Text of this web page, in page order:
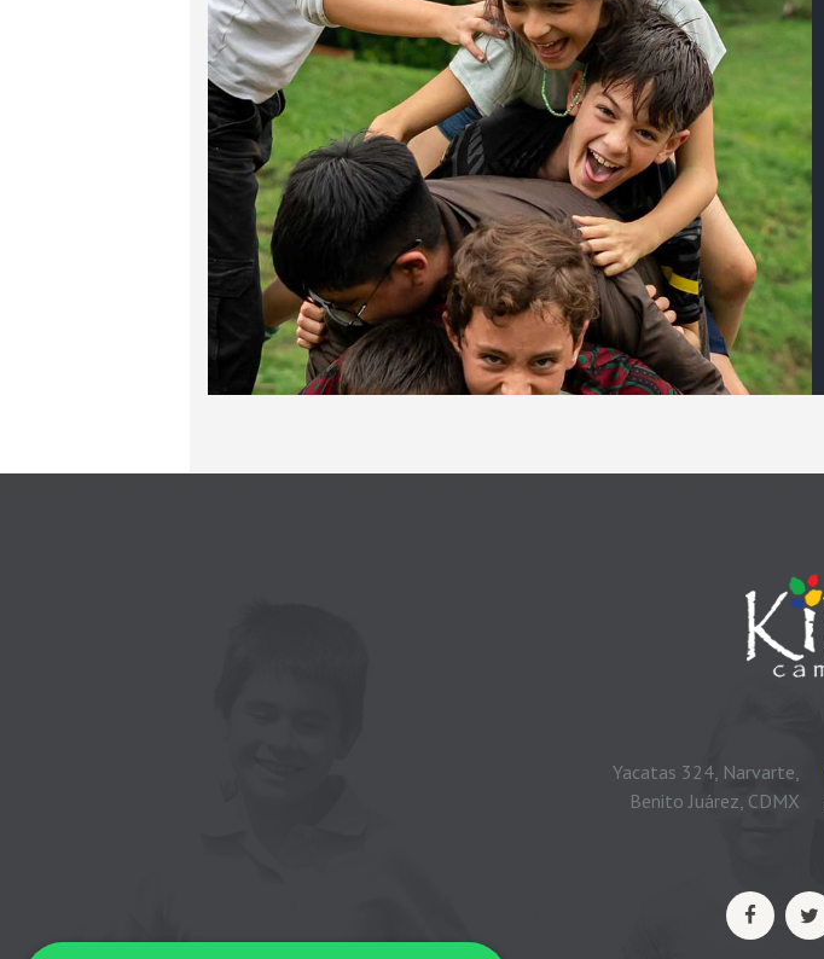
Yacatas 324, Narvarte,
Benito Juárez, CDMX